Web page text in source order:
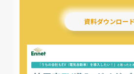
資料ダウンロード